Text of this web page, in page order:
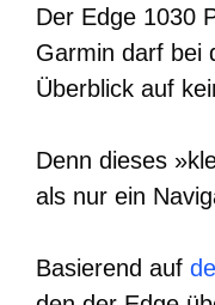
Der Edge 1030
Garmin darf bei
Überblick auf
Denn dieses
als nur ein
Basierend auf